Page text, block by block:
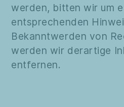
werden, bitten wir um
entsprechenden
Bekanntwerden von
werden wir derartige
entfernen.